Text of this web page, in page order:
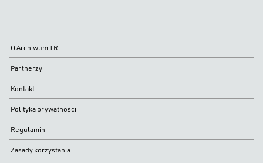
O Archiwum TR
Partnerzy
Kontakt
Polityka prywatności
Regulamin
Zasady korzystania